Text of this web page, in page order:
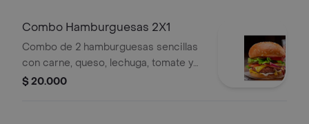
Combo Hamburguesas 2X1
Combo de 2 hamburguesas sencillas
con carne, queso, lechuga, tomate y
cebolla en pan de ajonjolí.
$ 20.000